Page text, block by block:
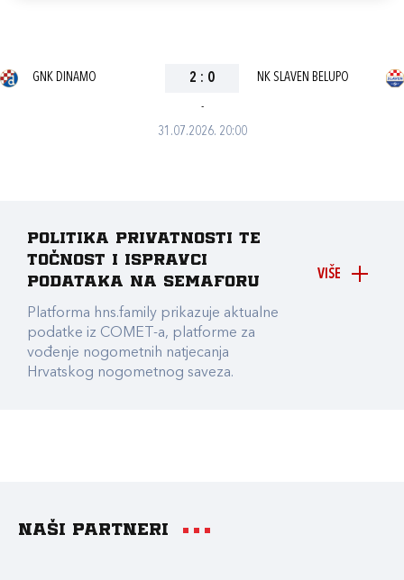
31.07.2026. 20:00
GNK DINAMO 2 : 0 NK SLAVEN BELUPO
-
VIŠE
Politika privatnosti te
točnost i ispravci
podataka na Semaforu
Platforma hns.family prikazuje aktualne
podatke iz COMET-a, platforme za
vođenje nogometnih natjecanja
Hrvatskog nogometnog saveza.
Naši partneri